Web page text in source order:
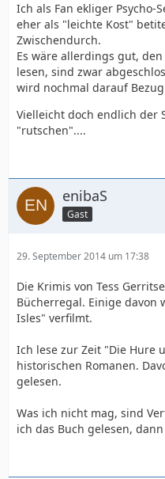
Ich als Fan ekliger
eher als "leichte Kost"
Zwischendurch.
Es wäre allerdings gut,
lesen, sind zwar
wird nochmal darauf
Vielleicht doch endlich der
"rutschen"....
enibaS
Gast
29. September 2014 um 17:38
Die Krimis von Tess
Bücherregal. Einige davon
Isles" verfilmt.
Ich lese zur Zeit "Die Hure
historischen Romanen.
gelesen.
Was ich nicht mag, sind
ich das Buch gelesen,